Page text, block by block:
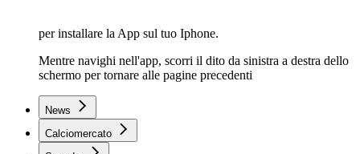
per installare la App sul tuo Iphone.
Mentre navighi nell'app, scorri il dito da sinistra a destra dello
schermo per tornare alle pagine precedenti
News
Calciomercato